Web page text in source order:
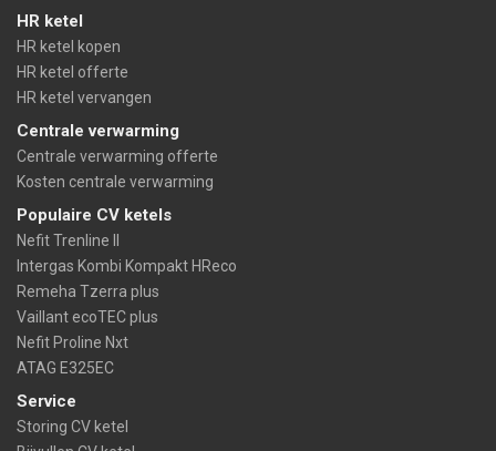
HR ketel
HR ketel kopen
HR ketel offerte
HR ketel vervangen
Centrale verwarming
Centrale verwarming offerte
Kosten centrale verwarming
Populaire CV ketels
Nefit Trenline II
Intergas Kombi Kompakt HReco
Remeha Tzerra plus
Vaillant ecoTEC plus
Nefit Proline Nxt
ATAG E325EC
Service
Storing CV ketel